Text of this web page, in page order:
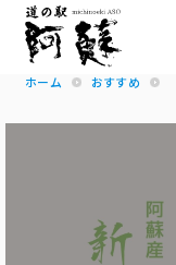
ホーム おすすめ